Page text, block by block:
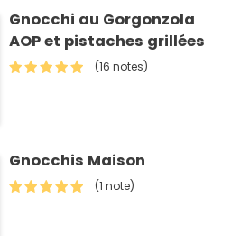
Gnocchi au Gorgonzola
AOP et pistaches grillées
(16 notes)
Gnocchis Maison
(1 note)